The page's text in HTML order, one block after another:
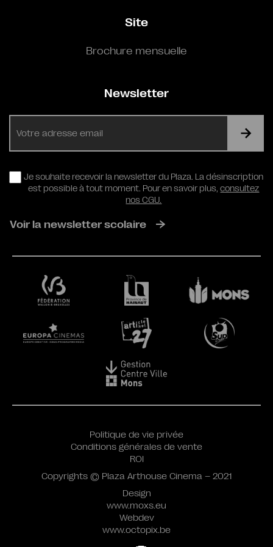
Site
Brochure mensuelle
Newsletter
RGPD
Je souhaite recevoir la newsletter du Plaza. La désinscription
est possible à tout moment. Pour en savoir plus,consultez
nos CGU.
Voir la newsletter scolaire
Design
www.moxs.eu
Webdev
www.octopix.be
Politique de vie privée
Conditions générales de vente
ROI
Copyrights © Plaza Arthouse Cinema – 2021